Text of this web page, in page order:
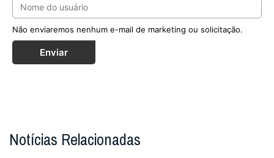
Não enviaremos nenhum e-mail de marketing ou solicitação.
Enviar
Notícias Relacionadas